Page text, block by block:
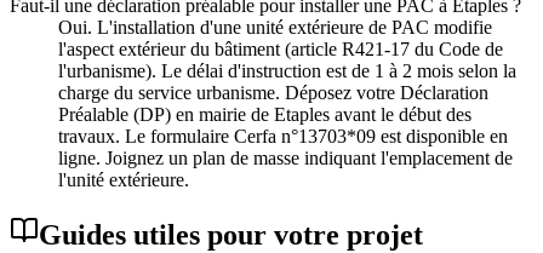
Faut-il une déclaration préalable pour installer une PAC à Etaples ?
Oui. L'installation d'une unité extérieure de PAC modifie
l'aspect extérieur du bâtiment (article R421-17 du Code de
l'urbanisme). Le délai d'instruction est de 1 à 2 mois selon la
charge du service urbanisme. Déposez votre Déclaration
Préalable (DP) en mairie de Etaples avant le début des
travaux. Le formulaire Cerfa n°13703*09 est disponible en
ligne. Joignez un plan de masse indiquant l'emplacement de
l'unité extérieure.
Guides utiles pour votre projet